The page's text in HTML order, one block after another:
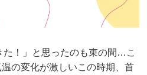
た！」と思ったのも束の間…こ
の変化が激しいこの時期、首